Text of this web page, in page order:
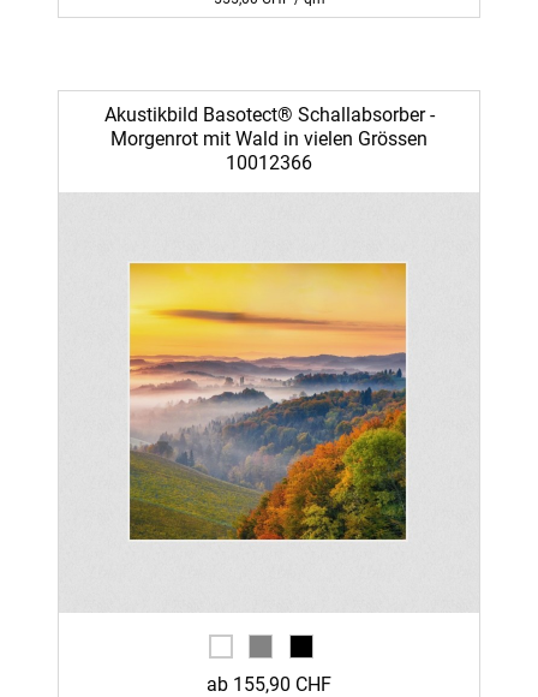
Akustikbild Basotect® Schallabsorber -
Morgenrot mit Wald in vielen Grössen
10012366
ab 155,90 CHF